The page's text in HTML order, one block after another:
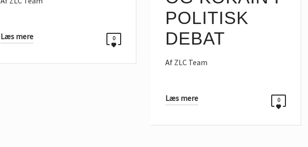
Læs mere 0
POLITISK
DEBAT
Af ZLC Team
Læs mere 0